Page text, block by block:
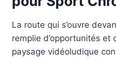
La route qui s’ouvre
remplie d’opportunités et
paysage vidéoludique